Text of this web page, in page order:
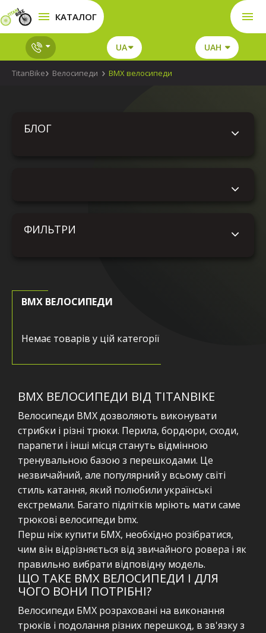
КАТАЛОГ
UA UAH
TitanBike Велосипеди BMX велосипеди
БЛОГ
ФИЛЬТРИ
BMX ВЕЛОСИПЕДИ
Немає товарів у цій категорії
BMX ВЕЛОСИПЕДИ ВІД TITANBIKE
Велосипеди ВМХ дозволяють виконувати
стрибки і різні трюки. Перила, бордюри, сходи,
парапети і інші місця стануть відмінною
тренувальною базою з перешкодами. Це
незвичайний, але популярний у всьому світі
стиль катання, який полюбили українські
екстремали. Багато підлітків мріють мати саме
трюкові велосипеди bmx.
Перш ніж купити БМХ, необхідно розібратися,
чим він відрізняється від звичайного ровера і як
правильно вибрати відповідну модель.
ЩО ТАКЕ BMX ВЕЛОСИПЕДИ І ДЛЯ
ЧОГО ВОНИ ПОТРІБНІ?
Велосипеди БМХ розраховані на виконання
трюків і подолання різних перешкод, в зв'язку з